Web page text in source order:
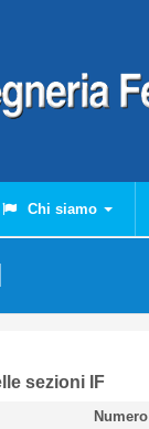
Chi siamo
sezioni IF
Numero